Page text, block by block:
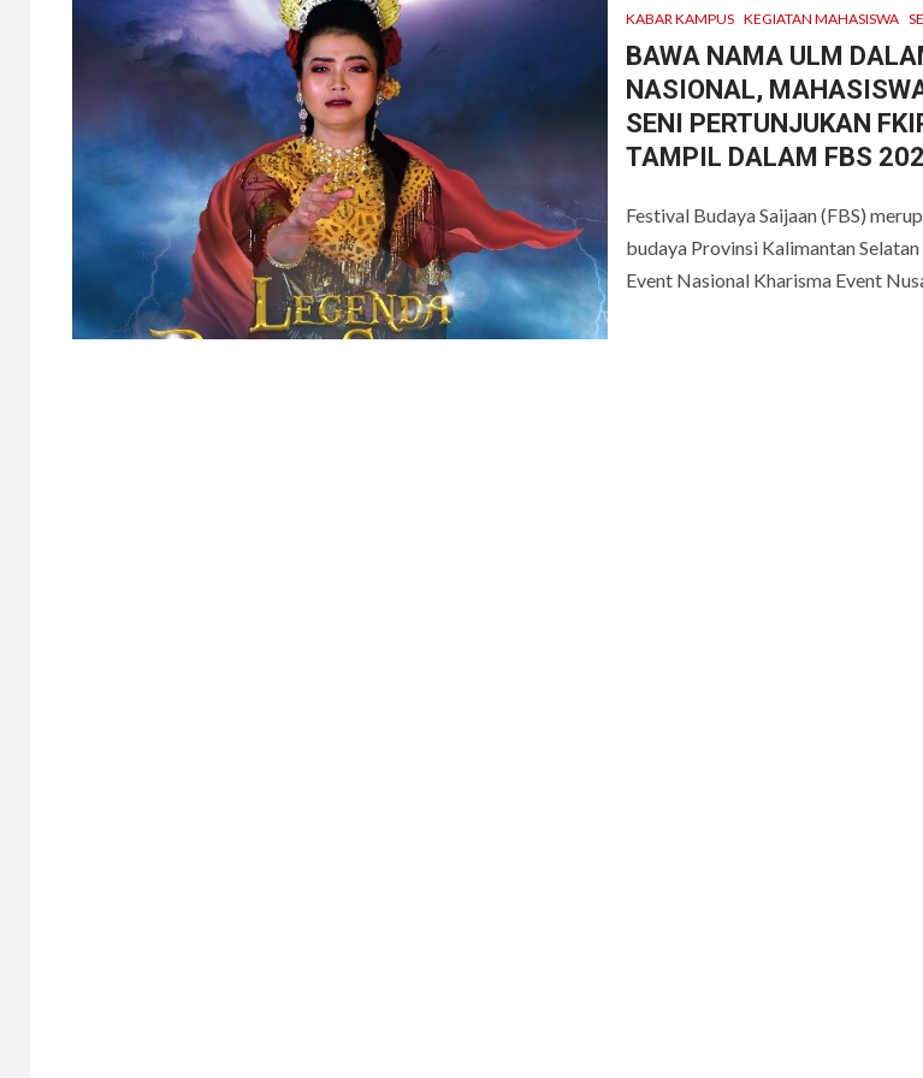
KABAR KAMPUS KEGIATAN MAHASISWA
BAWA NAMA ULM
NASIONAL,
SENI PERTUNJUKAN
TAMPIL DALAM FBS
Festival Budaya Saijaan (FBS)
budaya Provinsi Kalimantan
Event Nasional Kharisma Event